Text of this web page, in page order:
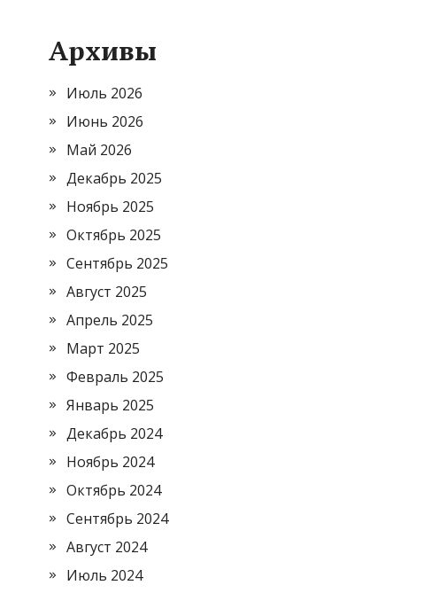
Архивы
Июль 2026
Июнь 2026
Май 2026
Декабрь 2025
Ноябрь 2025
Октябрь 2025
Сентябрь 2025
Август 2025
Апрель 2025
Март 2025
Февраль 2025
Январь 2025
Декабрь 2024
Ноябрь 2024
Октябрь 2024
Сентябрь 2024
Август 2024
Июль 2024